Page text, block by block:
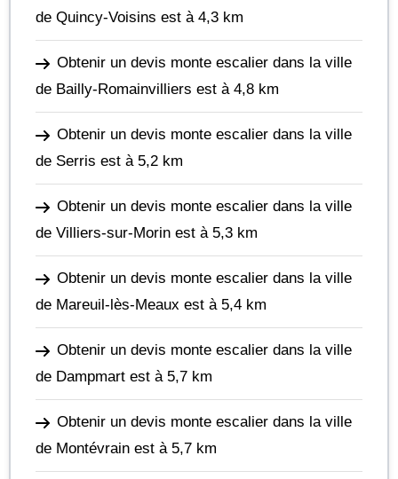
de Quincy-Voisins est à 4,3 km
Obtenir un devis monte escalier dans la ville
de Bailly-Romainvilliers est à 4,8 km
Obtenir un devis monte escalier dans la ville
de Serris est à 5,2 km
Obtenir un devis monte escalier dans la ville
de Villiers-sur-Morin est à 5,3 km
Obtenir un devis monte escalier dans la ville
de Mareuil-lès-Meaux est à 5,4 km
Obtenir un devis monte escalier dans la ville
de Dampmart est à 5,7 km
Obtenir un devis monte escalier dans la ville
de Montévrain est à 5,7 km